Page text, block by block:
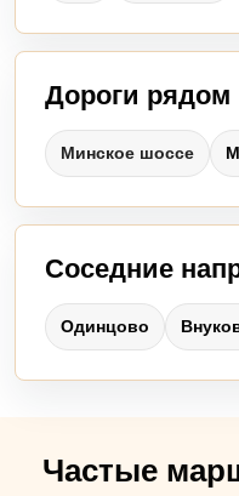
Дороги рядом
Минское шоссе
Соседние
Одинцово
Частые